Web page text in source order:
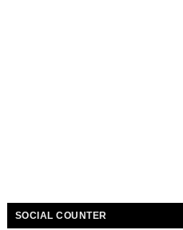
SOCIAL COUNTER